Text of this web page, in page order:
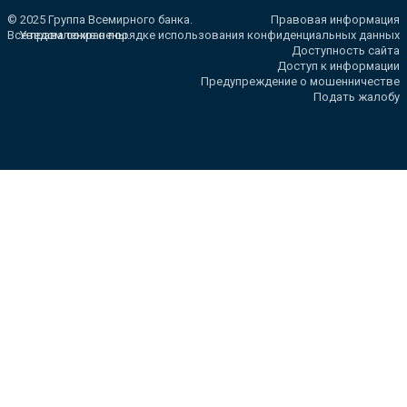
© 2025 Группа Всемирного банка.
Все права сохранены.
Правовая информация
Уведомление о порядке использования конфиденциальных данных
Доступность сайта
Доступ к информации
Предупреждение о мошенничестве
Подать жалобу